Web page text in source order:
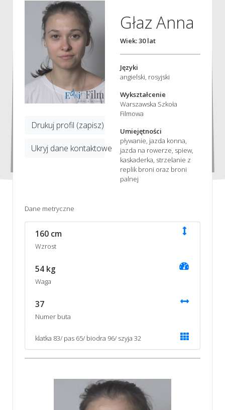
Drukuj profil (zapisz)
Ukryj dane kontaktowe
Głaz Anna
Wiek: 30 lat
Języki
angielski, rosyjski
Wykształcenie
Warszawska Szkoła
Filmowa
Umiejętności
pływanie, jazda konna,
jazda na rowerze, spiew,
kaskaderka, strzelanie z
replik broni oraz broni
palnej
Dane metryczne
160 cm
Wzrost
54 kg
Waga
37
Numer buta
klatka 83/ pas 65/ biodra 96/ szyja 32